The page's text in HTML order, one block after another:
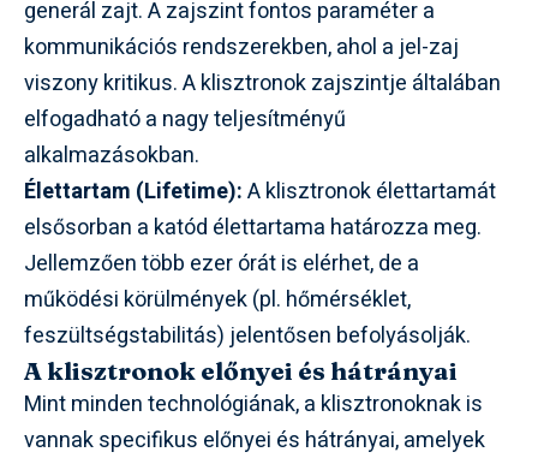
generál zajt. A zajszint fontos paraméter a
kommunikációs rendszerekben, ahol a jel-zaj
viszony kritikus. A klisztronok zajszintje általában
elfogadható a nagy teljesítményű
alkalmazásokban.
Élettartam (Lifetime):A klisztronok élettartamát
elsősorban a katód élettartama határozza meg.
Jellemzően több ezer órát is elérhet, de a
működési körülmények (pl. hőmérséklet,
feszültségstabilitás) jelentősen befolyásolják.
A klisztronok előnyei és hátrányai
Mint minden technológiának, a klisztronoknak is
vannak specifikus előnyei és hátrányai, amelyek